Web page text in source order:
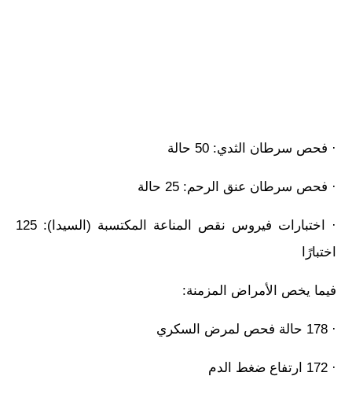
· فحص سرطان الثدي: 50 حالة
· فحص سرطان عنق الرحم: 25 حالة
· اختبارات فيروس نقص المناعة المكتسبة (السيدا): 125
اختبارًا
فيما يخص الأمراض المزمنة:
· 178 حالة فحص لمرض السكري
· 172 ارتفاع ضغط الدم